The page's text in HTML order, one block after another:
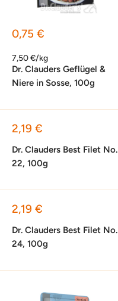
Sonderpreis
0,75 €
7,50 €/kg
Dr. Clauders Geflügel &
Niere in Sosse, 100g
Sonderpreis
2,19 €
Dr. Clauders Best Filet No.
22, 100g
Sonderpreis
2,19 €
Dr. Clauders Best Filet No.
24, 100g